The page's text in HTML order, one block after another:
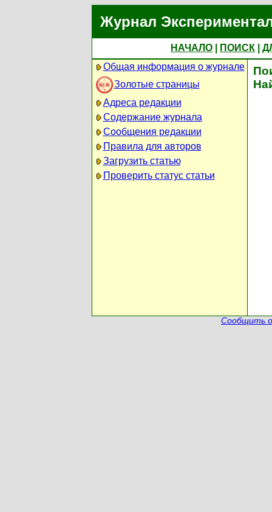
Журнал
НАЧАЛО ПОИСК
Общая информация о журнале
Золотые страницы
Адреса редакции
Содержание журнала
Сообщения редакции
Правила для авторов
Загрузить статью
Проверить статус статьи
Сообщить о